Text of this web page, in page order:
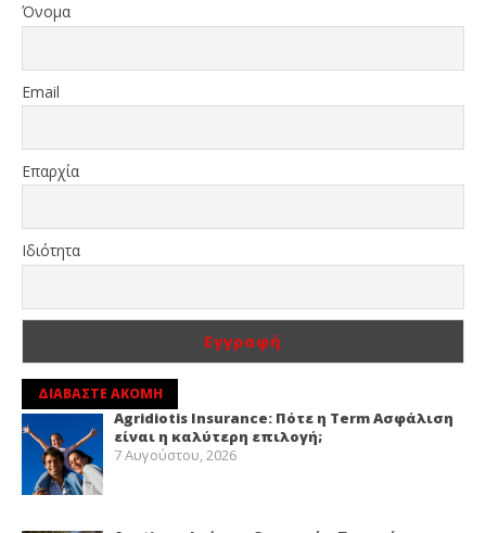
Όνομα
Email
Επαρχία
Ιδιότητα
ΔΙΑΒΑΣΤΕ ΑΚΟΜΗ
Agridiotis Insurance: Πότε η Term Ασφάλιση
είναι η καλύτερη επιλογή;
7 Αυγούστου, 2026